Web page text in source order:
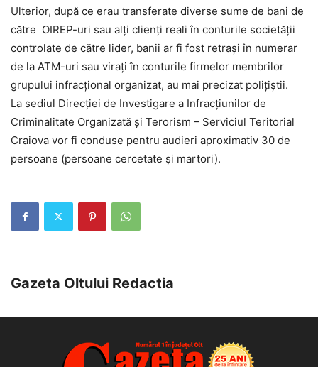
Ulterior, după ce erau transferate diverse sume de bani de
către OIREP-uri sau alţi clienţi reali în conturile societăţii
controlate de către lider, banii ar fi fost retraşi în numerar
de la ATM-uri sau viraţi în conturile firmelor membrilor
grupului infracţional organizat, au mai precizat poliţiştii.
La sediul Direcţiei de Investigare a Infracţiunilor de
Criminalitate Organizată şi Terorism – Serviciul Teritorial
Craiova vor fi conduse pentru audieri aproximativ 30 de
persoane (persoane cercetate şi martori).
Gazeta Oltului Redactia